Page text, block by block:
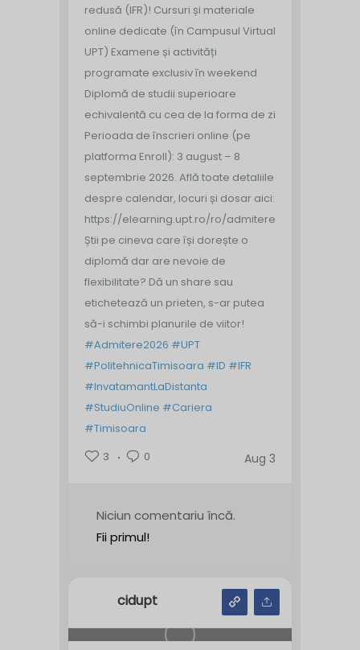
redusă (IFR)! Cursuri și materiale
online dedicate (în Campusul Virtual
UPT) Examene și activități
programate exclusiv în weekend
Diplomă de studii superioare
echivalentă cu cea de la forma de zi
Perioada de înscrieri online (pe
platforma Enroll): 3 august – 8
septembrie 2026. Află toate detaliile
despre calendar, locuri și dosar aici:
https://elearning.upt.ro/ro/admitere/
Știi pe cineva care își dorește o
diplomă dar are nevoie de
flexibilitate? Dă un share sau
etichetează un prieten, s-ar putea
să-i schimbi planurile de viitor!
#Admitere2026 #UPT
#PolitehnicaTimisoara #ID #IFR
#InvatamantLaDistanta
#StudiuOnline #Cariera
#Timisoara
3
0 Aug 3
Niciun comentariu încă.
Fii primul!
cidupt